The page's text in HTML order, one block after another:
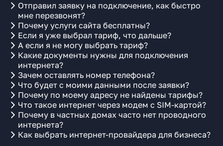
Отправил заявку на подключение, как быстро
мне перезвонят?
Почему услуги сайта бесплатны?
Если я уже выбрал тариф, что дальше?
А если я не могу выбрать тариф?
Какие документы нужны для подключения
интернета?
Зачем оставлять номер телефона?
Что будет с моими данными после заявки?
Почему по моему адресу не найдены тарифы?
Что такое интернет через модем с SIM-картой?
Почему в частных домах часто нет проводного
интернета?
Как выбрать интернет-провайдера для бизнеса?